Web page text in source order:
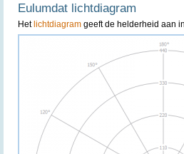
Eulumdat lichtdiagram
Hetlichtdiagram geeft de helderheid aan